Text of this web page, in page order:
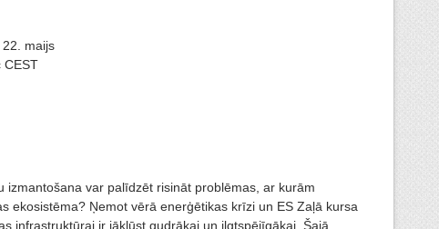
maijs
CEST
izmantošana var palīdzēt risināt problēmas, ar kurām
ekosistēma? Ņemot vērā enerģētikas krīzi un ES Zaļā kursa
infrastruktūrai ir jākļūst gudrākai un ilgtspējīgākai. Šajā